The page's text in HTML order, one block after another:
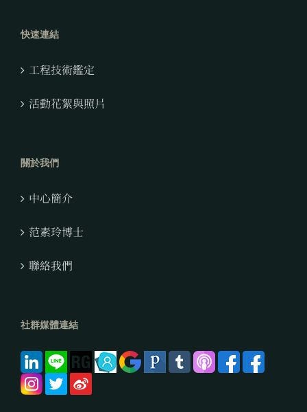
快速連結
工程技術鑑定
活動花絮與照片
關於我們
中心簡介
范素玲博士
聯絡我們
社群媒體連結